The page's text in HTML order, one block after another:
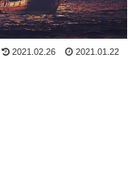
2021.02.26 2021.01.22